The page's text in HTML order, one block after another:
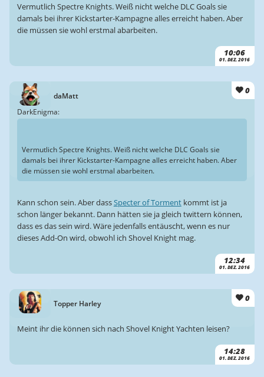
10:06
01. DEZ. 2016
Vermutlich Spectre Knights. Weiß nicht welche DLC Goals sie
damals bei ihrer Kickstarter-Kampagne alles erreicht haben. Aber
die müssen sie wohl erstmal abarbeiten.
daMatt
0
12:34
01. DEZ. 2016
DarkEnigma:
Vermutlich Spectre Knights. Weiß nicht welche DLC Goals sie
damals bei ihrer Kickstarter-Kampagne alles erreicht haben. Aber
die müssen sie wohl erstmal abarbeiten.
Kann schon sein. Aber dassSpecter of Tormentkommt ist ja
schon länger bekannt. Dann hätten sie ja gleich twittern können,
dass es das sein wird. Wäre jedenfalls entäuscht, wenn es nur
dieses Add-On wird, obwohl ich Shovel Knight mag.
Topper Harley
0
14:28
01. DEZ. 2016
Meint ihr die können sich nach Shovel Knight Yachten leisen?